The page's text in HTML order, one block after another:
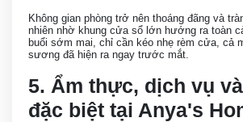
Không gian phòng trở nên thoáng đãng và
nhiên nhờ khung cửa sổ lớn hướng ra toàn
buổi sớm mai, chỉ cần kéo nhẹ rèm cửa, cả
sương đã hiện ra ngay trước mắt.
5. Ẩm thực, dịch vụ
đặc biệt tại Anya's